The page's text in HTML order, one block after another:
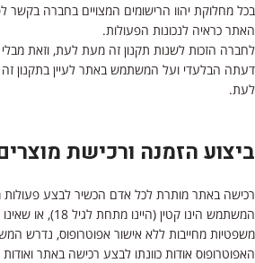
בכל מחלוקת יהוו הרישומים המצויים בחברה בקשר
האתר כראיה לנכונות הפעולות.
לחברה הזכות לשנות תקנון זה מעת לעת, וזאת מבלי
דעתה הבלעדי ועל המשתמש באתר לעיין בתקנון זה
לעת.
ביצוע הזמנה ורכישת
רכישה באתר מותרת לכל אדם הכשיר לבצע פעולות
המשתמש הינו קטין
משפטיות מחייבות ללא אישור אפוטרופוס, נדרש
האפוטרופוס אודות כוונתו לבצע רכישה באתר